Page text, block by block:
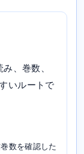
、巻数、
いルートで
数を確認した